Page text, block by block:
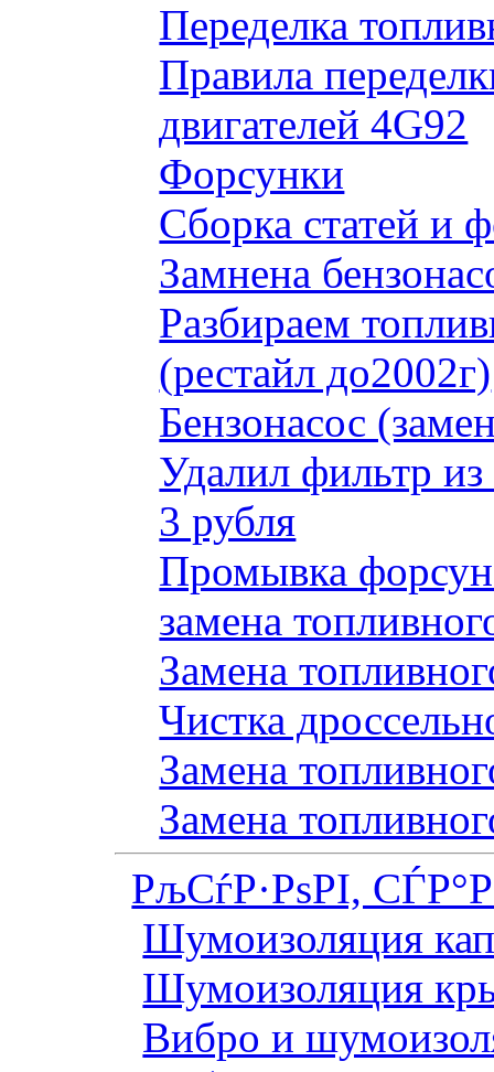
Переделка
Правила
двигателей 4G92
Форсунки
Сборка статей и
Замнена
Разбираем
(рестайл до2002г)
Бензонасос
Удалил фильтр
3 рубля
Промывка
замена
Замена
Чистка
Замена
Замена
РљСѓР·РѕРІ,
Шумоизоляция
Шумоизоляция
Вибро и